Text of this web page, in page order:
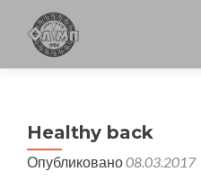
Healthy back
Опубликовано08.03.2017